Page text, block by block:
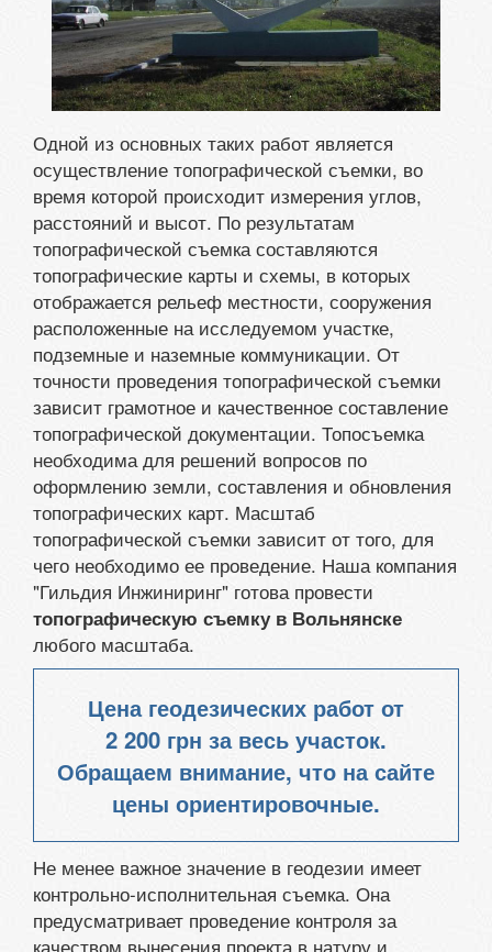
Одной из основных таких работ является
осуществление топографической съемки, во
время которой происходит измерения углов,
расстояний и высот. По результатам
топографической съемка составляются
топографические карты и схемы, в которых
отображается рельеф местности, сооружения
расположенные на исследуемом участке,
подземные и наземные коммуникации. От
точности проведения топографической съемки
зависит грамотное и качественное составление
топографической документации. Топосъемка
необходима для решений вопросов по
оформлению земли, составления и обновления
топографических карт. Масштаб
топографической съемки зависит от того, для
чего необходимо ее проведение. Наша компания
"Гильдия Инжиниринг" готова провести
топографическую съемку в Вольнянске
любого масштаба.
Цена геодезических работ от
2 200 грн за весь участок.
Обращаем внимание, что на сайте
цены ориентировочные.
Не менее важное значение в геодезии имеет
контрольно-исполнительная съемка. Она
предусматривает проведение контроля за
качеством вынесения проекта в натуру и